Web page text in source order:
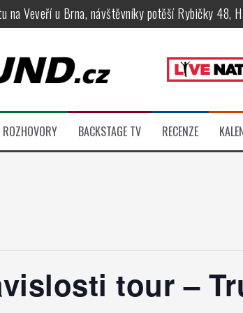
na Veveří u Brna, návštěvníky potěší Rybičky 48,
Apocalyptica, legendární Root i s Big Bossem či
legendy Anthrax a Accept
legendárních Camden parties, propojí rockovou
ROZHOVORY BACKSTAGE TV RECENZE
tour –